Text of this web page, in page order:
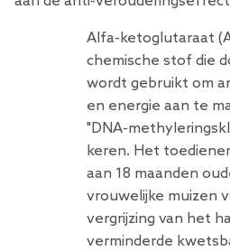
Alfa-ketoglutaraat
chemische stof die
wordt gebruikt om
en energie aan te
"DNA-
keren. Het
aan 18 maanden
vrouwelijke muizen
vergrijzing van het
verminderde